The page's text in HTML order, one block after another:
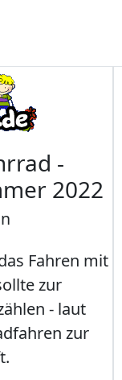
-
2022
Fahren mit
zur
- laut
zur